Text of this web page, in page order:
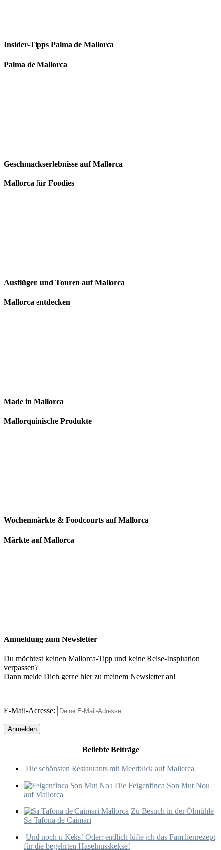
Insider-Tipps Palma de Mallorca
Palma de Mallorca
Geschmackserlebnisse auf Mallorca
Mallorca für Foodies
Ausflügen und Touren auf Mallorca
Mallorca entdecken
Made in Mallorca
Mallorquinische Produkte
Wochenmärkte & Foodcourts auf Mallorca
Märkte auf Mallorca
Anmeldung zum Newsletter
Du möchtest keinen Mallorca-Tipp und keine Reise-Inspiration
verpassen?
Dann melde Dich gerne hier zu meinem Newsletter an!
E-Mail-Adresse:
Beliebte Beiträge
Die schönsten Restaurants mit Meerblick auf Mallorca
Die Feigenfinca Son Mut Nou
auf Mallorca
Zu Besuch in der Ölmühle
Sa Tafona de Caimari
Und noch n Keks! Oder: endlich lüfte ich das Familienrezept
für die begehrten Haselnusskekse!